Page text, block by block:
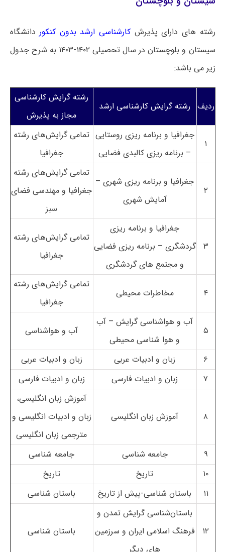
رشته های دارای پذیرش کارشناسی ارشد بدون کنکور دانشگاه
سیستان و بلوچستان در سال تحصیلی ۱۴۰۲-۱۴۰۳ به شرح جدول
زیر می باشد:
ردیف رشته گرایش کارشناسی ارشد
رشته گرایش کارشناسی
مجاز به پذیرش
۱
جغرافیا و برنامه ریزی روستایی
– برنامه ریزی کالبدی فضایی
تمامی گرایش‌های رشته
جغرافیا
۲
جغرافیا و برنامه ریزی شهری –
آمایش شهری
تمامی گرایش‌های رشته
جغرافیا و مهندسی فضای
سبز
۳
جغرافیا و برنامه ریزی
گردشگری – برنامه ریزی فضایی
و مجتمع های گردشگری
تمامی گرایش‌های رشته
جغرافیا
۴ مخاطرات محیطی
تمامی گرایش‌های رشته
جغرافیا
۵
آب و هواشناسی گرایش – آب
و هوا شناسی محیطی
آب و هواشناسی
۶ زبان و ادبیات عربی
زبان و ادبیات عربی
۷
زبان و ادبیات فارسی زبان و ادبیات فارسی
۸ آموزش زبان انگلیسی
آموزش زبان انگلیسی،
زبان و ادبیات انگلیسی و
مترجمی زبان انگلیسی
۹
جامعه شناسی
جامعه شناسی
۱۰
تاریخ
تاریخ
۱۱
باستان شناسی-پیش از تاریخ باستان شناسی
۱۲
باستان‌شناسی گرایش تمدن و
فرهنگ اسلامی ایران و سرزمین
های دیگر
باستان شناسی